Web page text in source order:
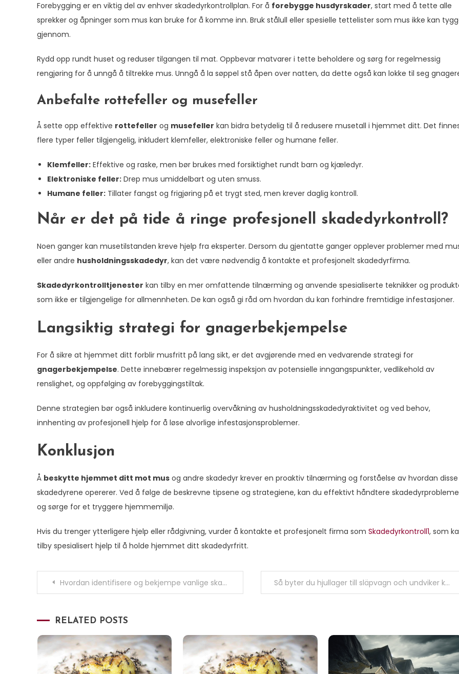
Forebygging er en viktig del av enhver skadedyrkontrollplan. For å forebygge husdyrskader, start med å tette alle
sprekker og åpninger som mus kan bruke for å komme inn. Bruk stålull eller spesielle tettelister som mus ikke kan
gjennom.
Rydd opp rundt huset og reduser tilgangen til mat. Oppbevar matvarer i tette beholdere og sørg for regelmessig
rengjøring for å unngå å tiltrekke mus. Unngå å la søppel stå åpen over natten, da dette også kan lokke til seg
Anbefalte rottefeller og musefeller
Å sette opp effektive rottefeller og musefeller kan bidra betydelig til å redusere musetall i hjemmet ditt. Det
flere typer feller tilgjengelig, inkludert klemfeller, elektroniske feller og humane feller.
Klemfeller: Effektive og raske, men bør brukes med forsiktighet rundt barn og kjæledyr.
Elektroniske feller: Drep mus umiddelbart og uten smuss.
Humane feller: Tillater fangst og frigjøring på et trygt sted, men krever daglig kontroll.
Når er det på tide å ringe profesjonell skadedyrkontroll?
Noen ganger kan musetilstanden kreve hjelp fra eksperter. Dersom du gjentatte ganger opplever problemer med
eller andre husholdningsskadedyr, kan det være nødvendig å kontakte et profesjonelt skadedyrfirma.
Skadedyrkontrolltjenester kan tilby en mer omfattende tilnærming og anvende spesialiserte teknikker og
som ikke er tilgjengelige for allmennheten. De kan også gi råd om hvordan du kan forhindre fremtidige infestasjoner.
Langsiktig strategi for gnagerbekjempelse
For å sikre at hjemmet ditt forblir musfritt på lang sikt, er det avgjørende med en vedvarende strategi for
gnagerbekjempelse. Dette innebærer regelmessig inspeksjon av potensielle inngangspunkter, vedlikehold av
renslighet, og oppfølging av forebyggingstiltak.
Denne strategien bør også inkludere kontinuerlig overvåkning av husholdningsskadedyraktivitet og ved behov,
innhenting av profesjonell hjelp for å løse alvorlige infestasjonsproblemer.
Konklusjon
Å beskytte hjemmet ditt mot mus og andre skadedyr krever en proaktiv tilnærming og forståelse av hvordan disse
skadedyrene opererer. Ved å følge de beskrevne tipsene og strategiene, kan du effektivt håndtere
og sørge for et tryggere hjemmemiljø.
Hvis du trenger ytterligere hjelp eller rådgivning, vurder å kontakte et profesjonelt firma som Skadedyrkontroll1, som
tilby spesialisert hjelp til å holde hjemmet ditt skadedyrfritt.
Innleggsnavigasjon
Hvordan identifisere og bekjempe vanlige skadedyr i hjemmet Så byter du hjullager till släpvagn och undviker kostsamma reparationer
RELATED POSTS